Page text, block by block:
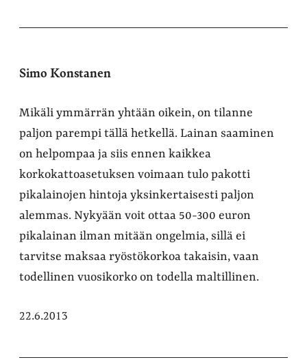
Simo Konstanen
Mikäli ymmärrän yhtään oikein, on tilanne
paljon parempi tällä hetkellä. Lainan saaminen
on helpompaa ja siis ennen kaikkea
korkokattoasetuksen voimaan tulo pakotti
pikalainojen hintoja yksinkertaisesti paljon
alemmas. Nykyään voit ottaa 50-300 euron
pikalainan ilman mitään ongelmia, sillä ei
tarvitse maksaa ryöstökorkoa takaisin, vaan
todellinen vuosikorko on todella maltillinen.
22.6.2013